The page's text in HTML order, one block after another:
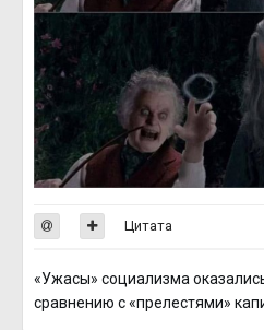
Цитата
«Ужасы» социализма
сравнению с «прелестями»